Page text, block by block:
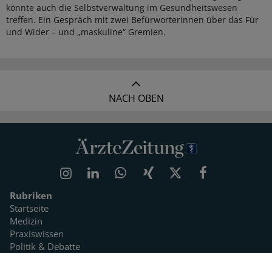
könnte auch die Selbstverwaltung im Gesundheitswesen
treffen. Ein Gespräch mit zwei Befürworterinnen über das Für
und Wider – und „maskuline“ Gremien.
NACH OBEN
Rubriken
Startseite
Medizin
Praxiswissen
Politik & Debatte